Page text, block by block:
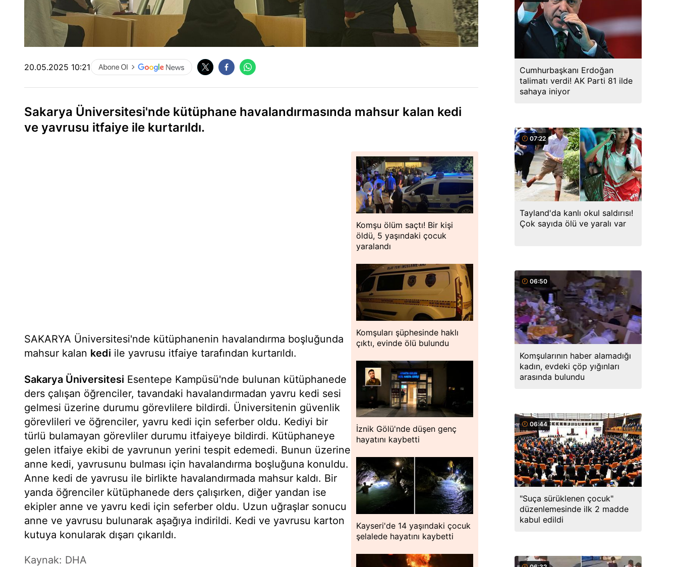
20.05.2025 10:21
Sakarya Üniversitesi'nde kütüphane havalandırmasında mahsur kalan kedi
ve yavrusu itfaiye ile kurtarıldı.
SAKARYA Üniversitesi'nde kütüphanenin havalandırma boşluğunda
mahsur kalan kedi ile yavrusu itfaiye tarafından kurtarıldı.
Sakarya Üniversitesi Esentepe Kampüsü'nde bulunan kütüphanede
ders çalışan öğrenciler, tavandaki havalandırmadan yavru kedi sesi
gelmesi üzerine durumu görevlilere bildirdi. Üniversitenin güvenlik
görevlileri ve öğrenciler, yavru kedi için seferber oldu. Kediyi bir
türlü bulamayan görevliler durumu itfaiyeye bildirdi. Kütüphaneye
gelen itfaiye ekibi de yavrunun yerini tespit edemedi. Bunun üzerine
anne kedi, yavrusunu bulması için havalandırma boşluğuna konuldu.
Anne kedi de yavrusu ile birlikte havalandırmada mahsur kaldı. Bir
yanda öğrenciler kütüphanede ders çalışırken, diğer yandan ise
ekipler anne ve yavru kedi için seferber oldu. Uzun uğraşlar sonucu
anne ve yavrusu bulunarak aşağıya indirildi. Kedi ve yavrusu karton
kutuya konularak dışarı çıkarıldı.
Kaynak: DHA
Komşu ölüm saçtı! Bir kişi
öldü, 5 yaşındaki çocuk
yaralandı
Komşuları şüphesinde haklı
çıktı, evinde ölü bulundu
İznik Gölü'nde düşen genç
hayatını kaybetti
Kayseri'de 14 yaşındaki çocuk
şelalede hayatını kaybetti
Cumhurbaşkanı Erdoğan
talimatı verdi! AK Parti 81 ilde
sahaya iniyor
07:22
Tayland'da kanlı okul saldırısı!
Çok sayıda ölü ve yaralı var
06:50
Komşularının haber alamadığı
kadın, evdeki çöp yığınları
arasında bulundu
06:44
"Suça sürüklenen çocuk"
düzenlemesinde ilk 2 madde
kabul edildi